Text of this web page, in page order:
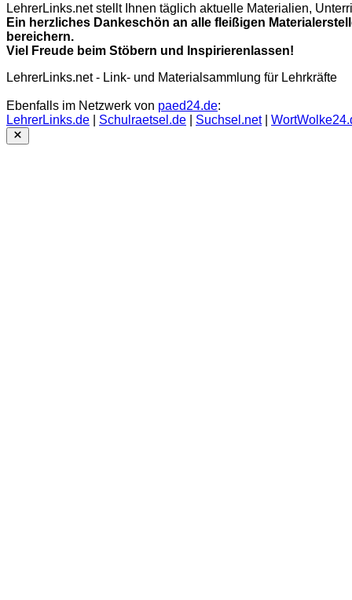
LehrerLinks.net stellt Ihnen täglich aktuelle Materialien,
Ein herzliches Dankeschön an alle fleißigen
bereichern.
Viel Freude beim Stöbern und Inspirierenlassen!
LehrerLinks.net - Link- und Materialsammlung für Lehrkräfte
Ebenfalls im Netzwerk von paed24.de:
LehrerLinks.de
Schulraetsel.de Suchsel.net|
Close